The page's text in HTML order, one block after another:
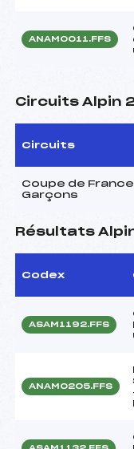
ANAM0011.FFS
Circuits Alpin
Circuits
Coupe de
Garçons
Résultats
Codex
ASAM1192.FFS
ANAM0205.FFS